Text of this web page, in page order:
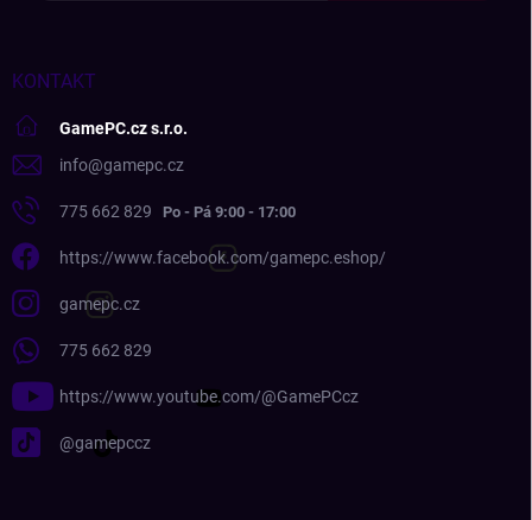
KONTAKT
GamePC.cz s.r.o.
info@gamepc.cz
775 662 829
https://www.facebook.com/gamepc.eshop/
gamepc.cz
775 662 829
https://www.youtube.com/@GamePCcz
@gamepccz